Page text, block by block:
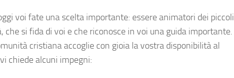
voi fate una scelta importante: essere animatori dei piccoli
che si fida di voi e che riconosce in voi una guida importante.
cristiana accoglie con gioia la vostra disponibilità al
chiede alcuni impegni: